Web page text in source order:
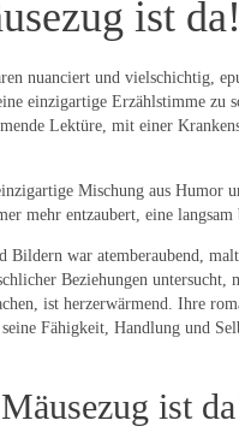
ist
nuanciert und vielschichtig,
einzigartige Erzählstimme zu
Lektüre, mit einer
Mischung aus Humor
mehr entzaubert, eine
Bildern war atemberaubend,
Beziehungen
ist herzerwärmend. Ihre
Fähigkeit, Handlung und
ist